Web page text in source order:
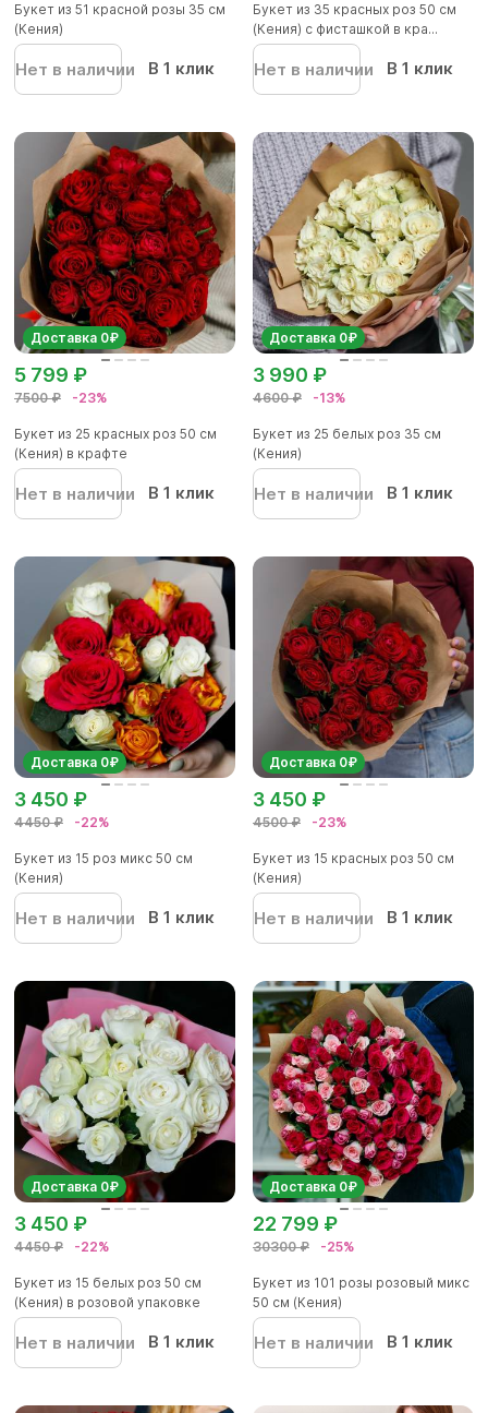
Букет из 51 красной розы 35 см
(Кения)
Нет в наличии В 1 клик
Букет из 35 красных роз 50 см
(Кения) с фисташкой в кра...
Нет в наличии В 1 клик
Доставка 0₽
7500 ₽ -23%
5 799 ₽
Букет из 25 красных роз 50 см
(Кения) в крафте
Нет в наличии В 1 клик
Доставка 0₽
4600 ₽ -13%
3 990 ₽
Букет из 25 белых роз 35 см
(Кения)
Нет в наличии В 1 клик
Доставка 0₽
4450 ₽ -22%
3 450 ₽
Букет из 15 роз микс 50 см
(Кения)
Нет в наличии В 1 клик
Доставка 0₽
4500 ₽ -23%
3 450 ₽
Букет из 15 красных роз 50 см
(Кения)
Нет в наличии В 1 клик
Доставка 0₽
4450 ₽ -22%
3 450 ₽
Букет из 15 белых роз 50 см
(Кения) в розовой упаковке
Нет в наличии В 1 клик
Доставка 0₽
30300 ₽ -25%
22 799 ₽
Букет из 101 розы розовый микс
50 см (Кения)
Нет в наличии В 1 клик